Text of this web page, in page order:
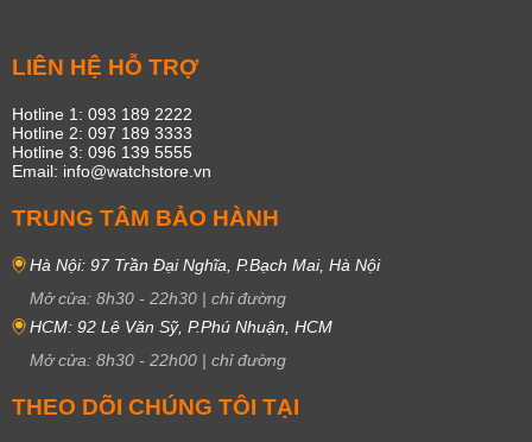
LIÊN HỆ HỖ TRỢ
Hotline 1: 093 189 2222
Hotline 2: 097 189 3333
Hotline 3: 096 139 5555
Email: info@watchstore.vn
TRUNG TÂM BẢO HÀNH
Hà Nội: 97 Trần Đại Nghĩa, P.Bạch Mai, Hà Nội
Mở cửa: 8h30 - 22h30 | chỉ đường
HCM: 92 Lê Văn Sỹ, P.Phú Nhuận, HCM
Mở cửa: 8h30 - 22h00 | chỉ đường
THEO DÕI CHÚNG TÔI TẠI